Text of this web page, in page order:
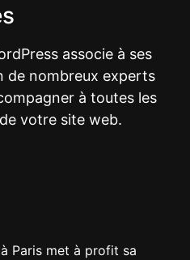
associe à ses
de nombreux experts
à toutes les
votre site web.
Paris met à profit sa